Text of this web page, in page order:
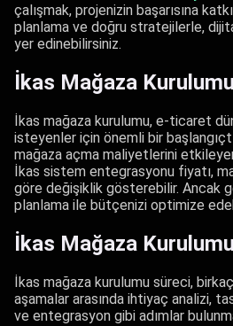
çalışmak, projenizin başarısına
planlama ve doğru stratejilerle,
yer edinebilirsiniz.
İkas Mağaza
İkas mağaza kurulumu, e-ticaret
isteyenler için önemli bir
mağaza açma maliyetlerini
İkas sistem entegrasyonu fiyatı,
göre değişiklik gösterebilir. Ancak
planlama ile bütçenizi optimize
İkas Mağaza
İkas mağaza kurulumu süreci,
aşamalar arasında ihtiyaç analizi,
ve entegrasyon gibi adımlar